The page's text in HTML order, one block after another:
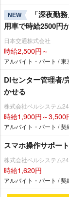
NEW
「深夜勤
用車で時給2500円
日本交通株式会社
時給2,500円～
アルバイト・パート / 東
DIセンター管理者/
かせる
株式会社ベルシステム24
時給1,900円～3,500
アルバイト・パート / 契
スマホ操作サポー
株式会社ベルシステム24
時給1,620円
アルバイト・パート / 契